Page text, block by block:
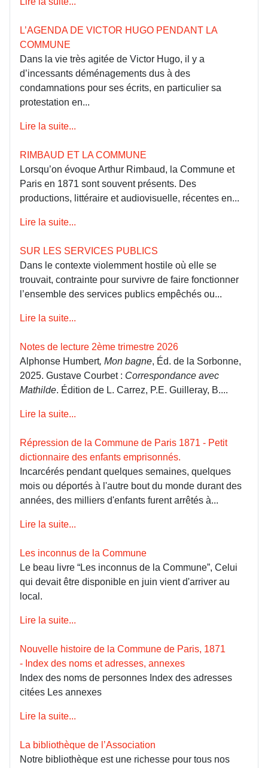
L’AGENDA DE VICTOR HUGO PENDANT LA
COMMUNE
Dans la vie très agitée de Victor Hugo, il y a
d’incessants déménagements dus à des
condamnations pour ses écrits, en particulier sa
protestation en...
Lire la suite...
RIMBAUD ET LA COMMUNE
Lorsqu’on évoque Arthur Rimbaud, la Commune et
Paris en 1871 sont souvent présents. Des
productions, littéraire et audiovisuelle, récentes en...
Lire la suite...
SUR LES SERVICES PUBLICS
Dans le contexte violemment hostile où elle se
trouvait, contrainte pour survivre de faire fonctionner
l’ensemble des services publics empêchés ou...
Lire la suite...
Notes de lecture 2ème trimestre 2026
Alphonse Humbert, Mon bagne, Éd. de la Sorbonne,
2025. Gustave Courbet : Correspondance avec
Mathilde. Édition de L. Carrez, P.E. Guilleray, B....
Lire la suite...
Répression de la Commune de Paris 1871 - Petit
dictionnaire des enfants emprisonnés.
Incarcérés pendant quelques semaines, quelques
mois ou déportés à l'autre bout du monde durant des
années, des milliers d'enfants furent arrêtés à...
Lire la suite...
Les inconnus de la Commune
Le beau livre “Les inconnus de la Commune”, Celui
qui devait être disponible en juin vient d'arriver au
local.
Lire la suite...
Nouvelle histoire de la Commune de Paris, 1871
- Index des noms et adresses, annexes
Index des noms de personnes Index des adresses
citées Les annexes
Lire la suite...
La bibliothèque de l’Association
Notre bibliothèque est une richesse pour tous nos